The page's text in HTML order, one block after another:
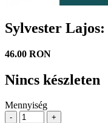
Sylvester
46.00 RON
Nincs készleten
Mennyiség
- +